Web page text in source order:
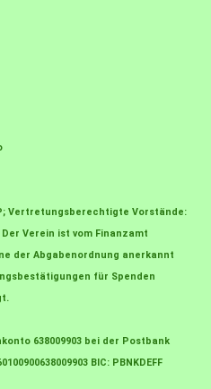
Vertretungsberechtigte Vorstände:
Verein ist vom Finanzamt
der Abgabenordnung anerkannt
für Spenden
638009903 bei der Postbank
BIC: PBNKDEFF